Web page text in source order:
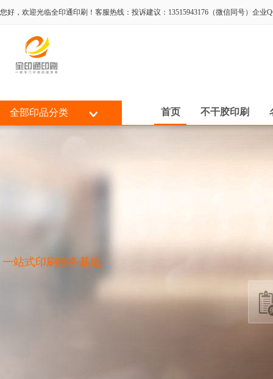
您好，欢迎光临全印通印刷！客服热线：投诉建议：13515943176（微信同号）企业
全部印品分类 首页 不干胶印刷
一站式印刷服务基地